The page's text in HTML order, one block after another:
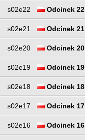
s02e22 Odcinek 22
s02e21 Odcinek 21
s02e20 Odcinek 20
s02e19 Odcinek 19
s02e18 Odcinek 18
s02e17 Odcinek 17
s02e16 Odcinek 16